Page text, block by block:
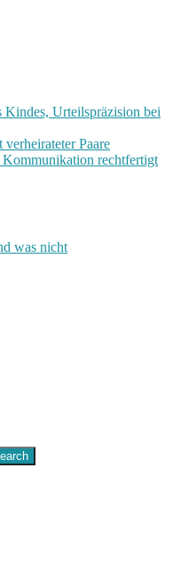
Urteilspräzision bei
Paare
rechtfertigt
was nicht